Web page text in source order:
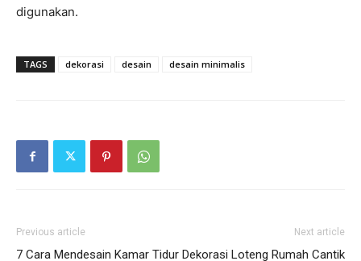
digunakan.
TAGS dekorasi desain desain minimalis
Previous article
7 Cara Mendesain Kamar Tidur
Next article
Dekorasi Loteng Rumah Cantik